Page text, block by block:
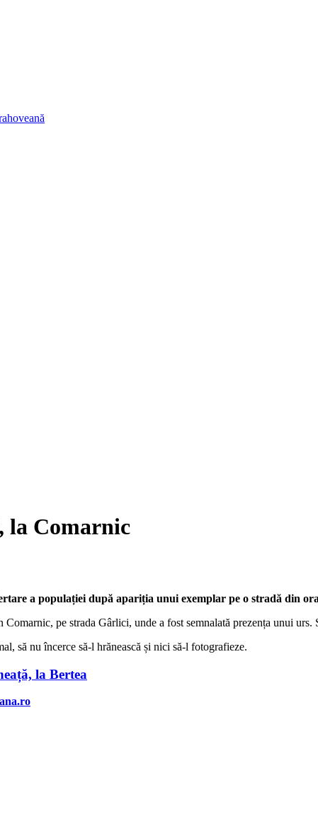
la Comarnic
a populației după apariția unui exemplar pe o stradă din
pe strada Gârlici, unde a fost semnalată prezența unui
să nu încerce să-l hrănească și nici să-l fotografieze.
la Bertea